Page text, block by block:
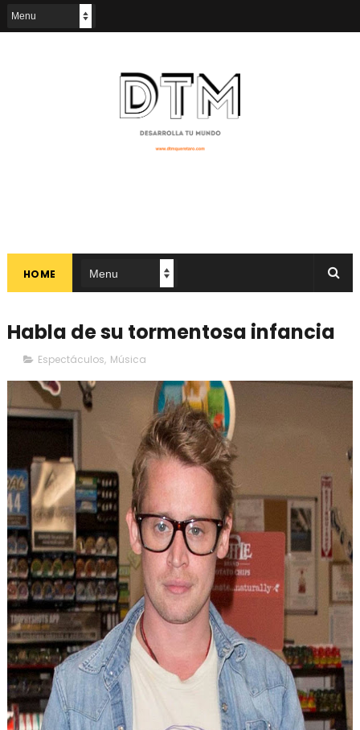
HOME
Habla de su tormentosa infancia
Espectáculos, Música